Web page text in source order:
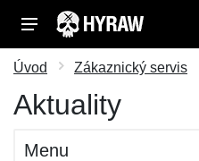
Úvod Zákaznický servis
Aktuality
Menu